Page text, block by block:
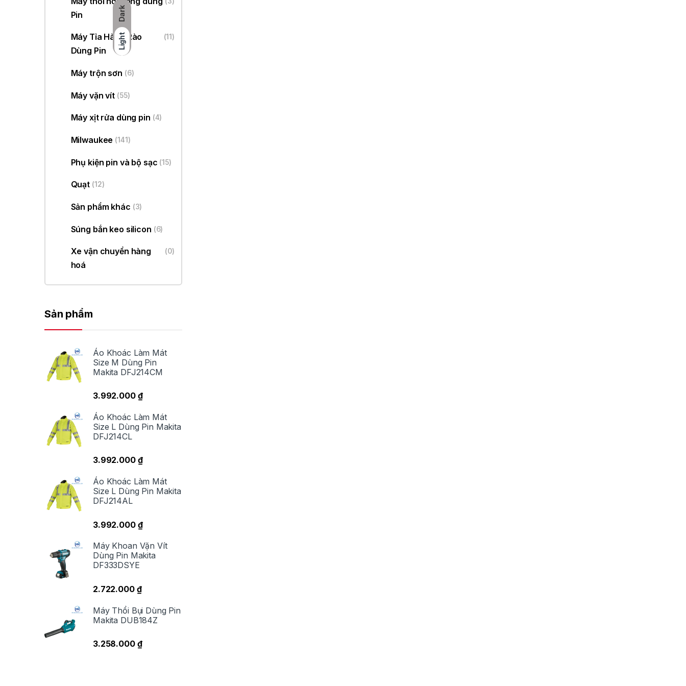
Dark
Light
Pin
Máy Tỉa Hàng Rào
Dùng Pin
(11)
Máy trộn sơn (6)
Máy vặn vít (55)
Máy xịt rửa dùng pin (4)
Milwaukee (141)
Phụ kiện pin và bộ sạc (15)
Quạt (12)
Sản phẩm khác (3)
Súng bắn keo silicon (6)
Xe vận chuyển hàng
hoá
(0)
Sản phẩm
Áo Khoác Làm Mát
Size M Dùng Pin
Makita DFJ214CM
3.992.000 ₫
Áo Khoác Làm Mát
Size L Dùng Pin Makita
DFJ214CL
3.992.000 ₫
Áo Khoác Làm Mát
Size L Dùng Pin Makita
DFJ214AL
3.992.000 ₫
Máy Khoan Vặn Vít
Dùng Pin Makita
DF333DSYE
2.722.000 ₫
Máy Thổi Bụi Dùng Pin
Makita DUB184Z
3.258.000 ₫